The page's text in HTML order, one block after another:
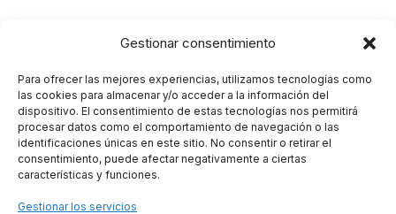
Gestionar consentimiento
Para ofrecer las mejores experiencias, utilizamos tecnologías como
las cookies para almacenar y/o acceder a la información del
dispositivo. El consentimiento de estas tecnologías nos permitirá
procesar datos como el comportamiento de navegación o las
identificaciones únicas en este sitio. No consentir o retirar el
consentimiento, puede afectar negativamente a ciertas
características y funciones.
Gestionar los servicios